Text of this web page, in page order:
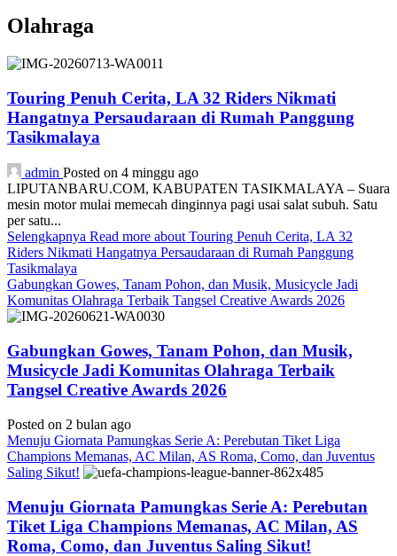
Olahraga
Touring Penuh Cerita, LA 32 Riders Nikmati
Hangatnya Persaudaraan di Rumah Panggung
Tasikmalaya
admin Posted on 4 minggu ago
LIPUTANBARU.COM, KABUPATEN TASIKMALAYA – Suara
mesin motor mulai memecah dinginnya pagi usai salat subuh. Satu
per satu...
Selengkapnya Read more about Touring Penuh Cerita, LA 32
Riders Nikmati Hangatnya Persaudaraan di Rumah Panggung
Tasikmalaya
Gabungkan Gowes, Tanam Pohon, dan Musik, Musicycle Jadi
Komunitas Olahraga Terbaik Tangsel Creative Awards 2026
Gabungkan Gowes, Tanam Pohon, dan Musik,
Musicycle Jadi Komunitas Olahraga Terbaik
Tangsel Creative Awards 2026
Posted on 2 bulan ago
Menuju Giornata Pamungkas Serie A: Perebutan Tiket Liga
Champions Memanas, AC Milan, AS Roma, Como, dan Juventus
Saling Sikut!
Menuju Giornata Pamungkas Serie A: Perebutan
Tiket Liga Champions Memanas, AC Milan, AS
Roma, Como, dan Juventus Saling Sikut!